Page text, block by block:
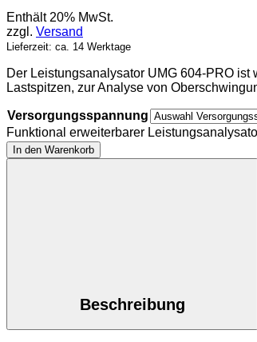
Enthält 20% MwSt.
zzgl. Versand
Lieferzeit: ca. 14 Werktage
Der Leistungsanalysator UMG 604-PRO
Lastspitzen, zur Analyse von
Versorgungsspannung
Funktional erweiterbarer
In den Warenkorb
Beschreibung